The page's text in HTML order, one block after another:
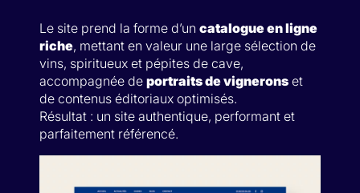
Le site prend la forme d’un catalogue en ligne
riche, mettant en valeur une large sélection de
vins, spiritueux et pépites de cave,
accompagnée de portraits de vignerons et
de contenus éditoriaux optimisés.
Résultat : un site authentique, performant et
parfaitement référencé.